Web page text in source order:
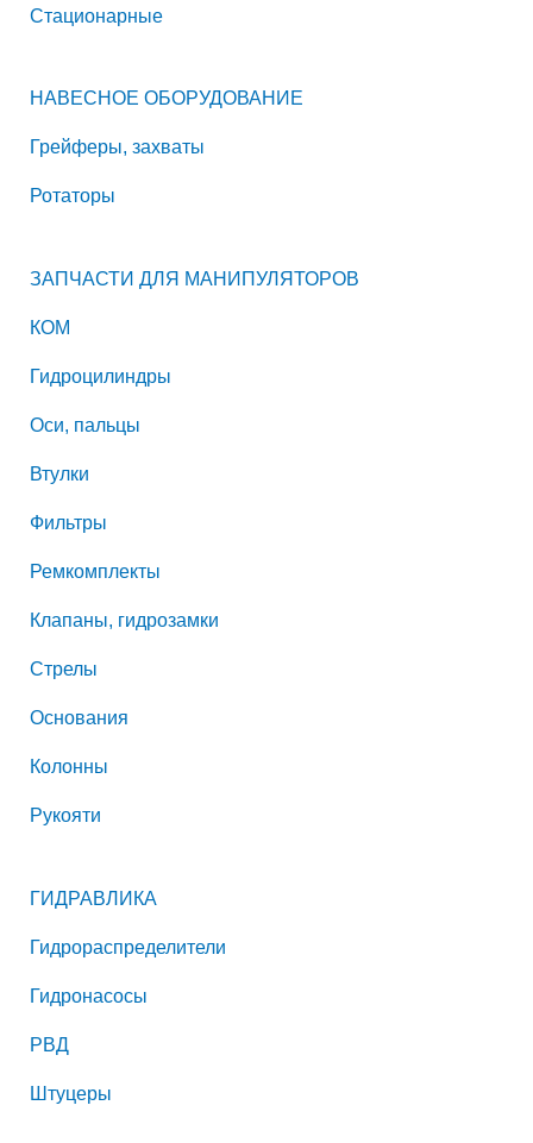
Стационарные
НАВЕСНОЕ ОБОРУДОВАНИЕ
Грейферы, захваты
Ротаторы
ЗАПЧАСТИ ДЛЯ МАНИПУЛЯТОРОВ
КОМ
Гидроцилиндры
Оси, пальцы
Втулки
Фильтры
Ремкомплекты
Клапаны, гидрозамки
Стрелы
Основания
Колонны
Рукояти
ГИДРАВЛИКА
Гидрораспределители
Гидронасосы
РВД
Штуцеры